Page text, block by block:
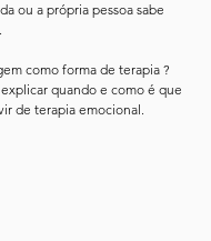
ou a própria pessoa sabe
como forma de terapia ?
quando e como é que
de terapia emocional.